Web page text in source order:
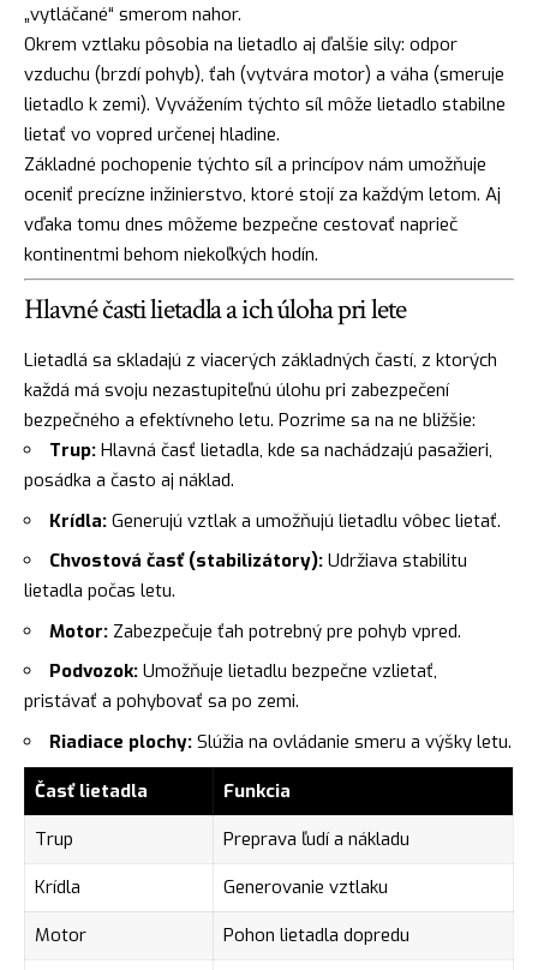
„vytláčané“ smerom nahor.
Okrem vztlaku pôsobia na lietadlo aj ďalšie sily: odpor
vzduchu (brzdí pohyb), ťah (vytvára motor) a váha (smeruje
lietadlo k zemi). Vyvážením týchto síl môže lietadlo stabilne
lietať vo vopred určenej hladine.
Základné pochopenie týchto síl a princípov nám umožňuje
oceniť precízne inžinierstvo, ktoré stojí za každým letom. Aj
vďaka tomu dnes môžeme bezpečne cestovať naprieč
kontinentmi behom niekoľkých hodín.
Hlavné časti lietadla a ich úloha pri lete
Lietadlá sa skladajú z viacerých základných častí, z ktorých
každá má svoju nezastupiteľnú úlohu pri zabezpečení
bezpečného a efektívneho letu. Pozrime sa na ne bližšie:
Trup: Hlavná časť lietadla, kde sa nachádzajú pasažieri,
posádka a často aj náklad.
Krídla: Generujú vztlak a umožňujú lietadlu vôbec lietať.
Chvostová časť (stabilizátory): Udržiava stabilitu
lietadla počas letu.
Motor: Zabezpečuje ťah potrebný pre pohyb vpred.
Podvozok: Umožňuje lietadlu bezpečne vzlietať,
pristávať a pohybovať sa po zemi.
Riadiace plochy: Slúžia na ovládanie smeru a výšky letu.
Časť lietadla
Funkcia
Trup
Preprava ľudí a nákladu
Krídla
Generovanie vztlaku
Motor
Pohon lietadla dopredu